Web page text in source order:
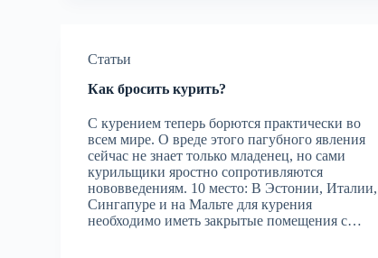
Статьи
Как бросить курить?
С курением теперь борются практически во
всем мире. О вреде этого пагубного явления
сейчас не знает только младенец, но сами
курильщики яростно сопротивляются
нововведениям. 10 место: В Эстонии, Италии,
Сингапуре и на Мальте для курения
необходимо иметь закрытые помещения с…